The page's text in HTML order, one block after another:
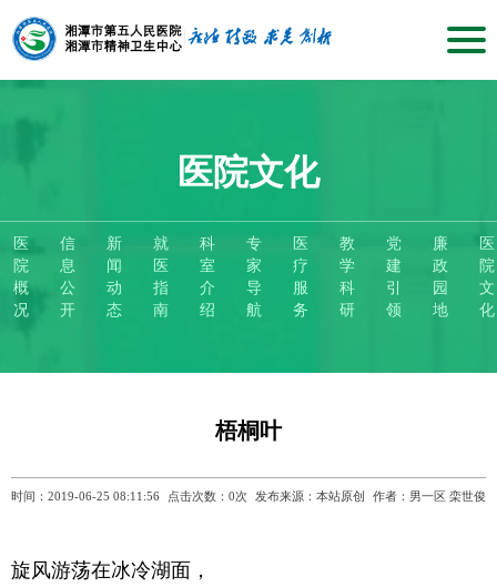
医院文化
医
院
概
况
信
息
公
开
新
闻
动
态
就
医
指
南
科
室
介
绍
专
家
导
航
医
疗
服
务
教
学
科
研
党
建
引
领
廉
政
园
地
医
院
文
化
梧桐叶
时间：2019-06-25 08:11:56 点击次数： 0次 发布来源：本站原创 作者：男一区 栾世俊
旋风游荡在冰冷湖面，